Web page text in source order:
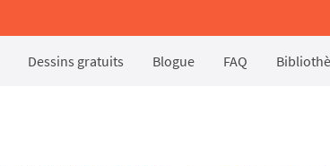
Dessins gratuits Blogue FAQ